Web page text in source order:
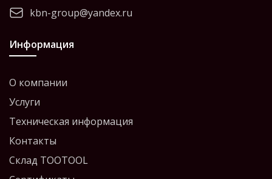
kbn-group@yandex.ru
Информация
О компании
Услуги
Техническая информация
Контакты
Склад TOOTOOL